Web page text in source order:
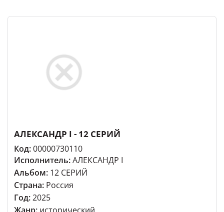
АЛЕКСАНДР I - 12 СЕРИЙ
Код:00000730110
Исполнитель:АЛЕКСАНДР I
Альбом: 12 СЕРИЙ
Страна: Россия
Год:2025
Жанр: исторический